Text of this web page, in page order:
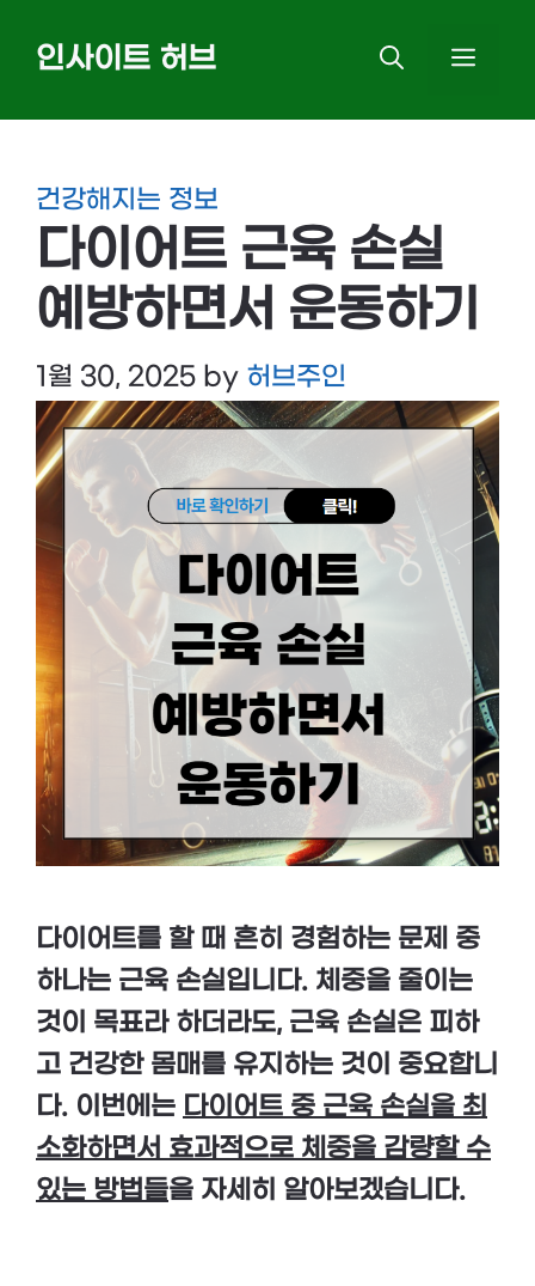
인사이트 허브
건강해지는 정보
다이어트 근육 손실
예방하면서 운동하기
1월 30, 2025 by 허브주인
다이어트를 할 때 흔히 경험하는 문제 중
하나는 근육 손실입니다. 체중을 줄이는
것이 목표라 하더라도, 근육 손실은 피하
고 건강한 몸매를 유지하는 것이 중요합니
다. 이번에는 다이어트 중 근육 손실을 최
소화하면서 효과적으로 체중을 감량할 수
있는 방법들을 자세히 알아보겠습니다.